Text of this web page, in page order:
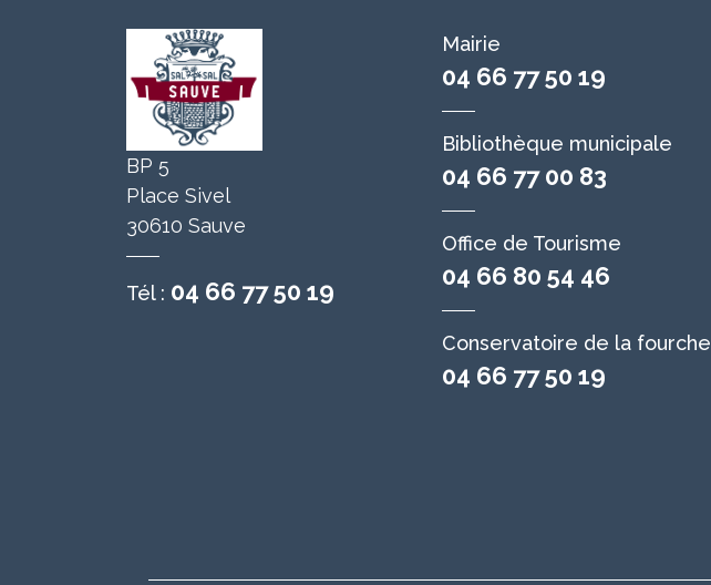
BP 5
Place Sivel
30610 Sauve
Tél : 04 66 77 50 19
Mairie
04 66 77 50 19
Bibliothèque municipale
04 66 77 00 83
Office de Tourisme
04 66 80 54 46
Conservatoire de la fourche
04 66 77 50 19